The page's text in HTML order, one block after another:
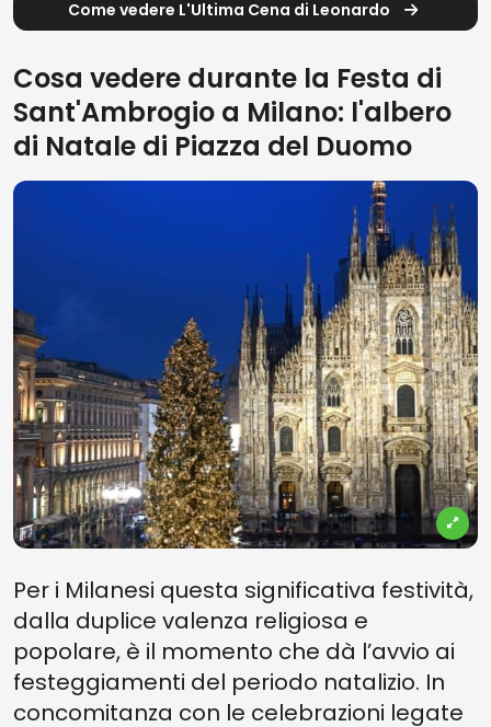
Come vedere L'Ultima Cena di Leonardo
Cosa vedere durante la Festa di
Sant'Ambrogio a Milano: l'albero
di Natale di Piazza del Duomo
Per i Milanesi questa significativa festività,
dalla duplice valenza religiosa e
popolare, è il momento che dà l’avvio ai
festeggiamenti del periodo natalizio. In
concomitanza con le celebrazioni legate